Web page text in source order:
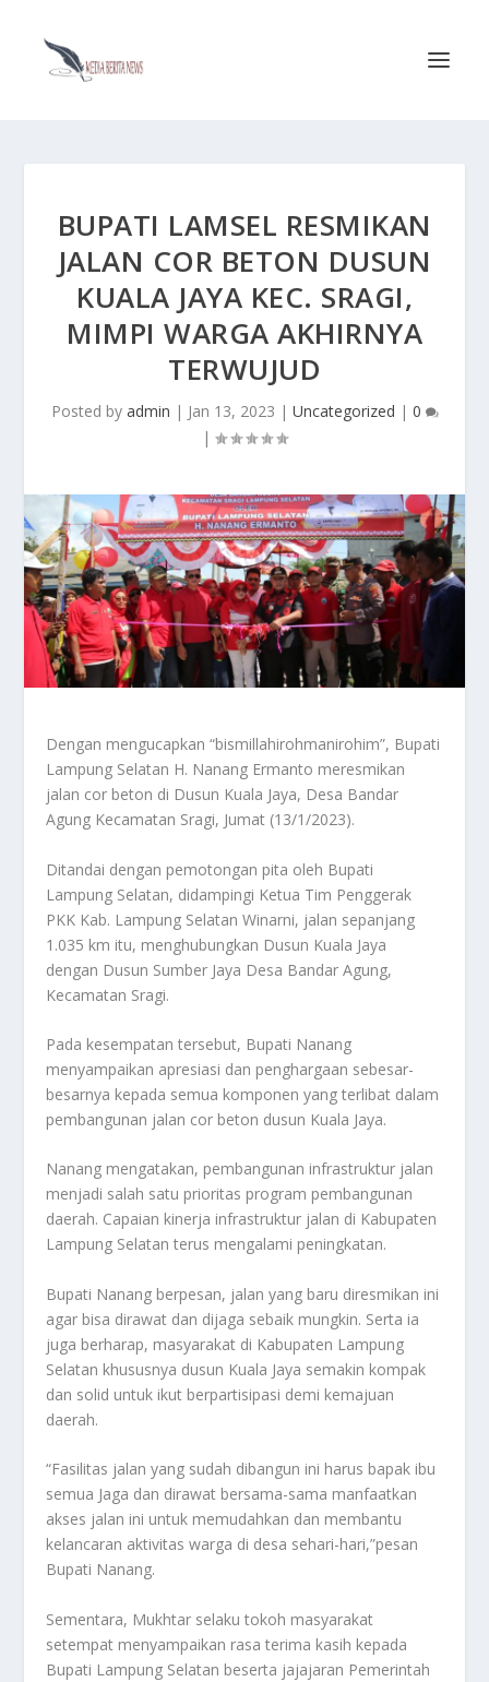
BUPATI LAMSEL RESMIKAN
JALAN COR BETON DUSUN
KUALA JAYA KEC. SRAGI,
MIMPI WARGA AKHIRNYA
TERWUJUD
Posted by admin | Jan 13, 2023 | Uncategorized | 0
|
Dengan mengucapkan “bismillahirohmanirohim”, Bupati
Lampung Selatan H. Nanang Ermanto meresmikan
jalan cor beton di Dusun Kuala Jaya, Desa Bandar
Agung Kecamatan Sragi, Jumat (13/1/2023).
Ditandai dengan pemotongan pita oleh Bupati
Lampung Selatan, didampingi Ketua Tim Penggerak
PKK Kab. Lampung Selatan Winarni, jalan sepanjang
1.035 km itu, menghubungkan Dusun Kuala Jaya
dengan Dusun Sumber Jaya Desa Bandar Agung,
Kecamatan Sragi.
Pada kesempatan tersebut, Bupati Nanang
menyampaikan apresiasi dan penghargaan sebesar-
besarnya kepada semua komponen yang terlibat dalam
pembangunan jalan cor beton dusun Kuala Jaya.
Nanang mengatakan, pembangunan infrastruktur jalan
menjadi salah satu prioritas program pembangunan
daerah. Capaian kinerja infrastruktur jalan di Kabupaten
Lampung Selatan terus mengalami peningkatan.
Bupati Nanang berpesan, jalan yang baru diresmikan ini
agar bisa dirawat dan dijaga sebaik mungkin. Serta ia
juga berharap, masyarakat di Kabupaten Lampung
Selatan khususnya dusun Kuala Jaya semakin kompak
dan solid untuk ikut berpartisipasi demi kemajuan
daerah.
“Fasilitas jalan yang sudah dibangun ini harus bapak ibu
semua Jaga dan dirawat bersama-sama manfaatkan
akses jalan ini untuk memudahkan dan membantu
kelancaran aktivitas warga di desa sehari-hari,”pesan
Bupati Nanang.
Sementara, Mukhtar selaku tokoh masyarakat
setempat menyampaikan rasa terima kasih kepada
Bupati Lampung Selatan beserta jajajaran Pemerintah